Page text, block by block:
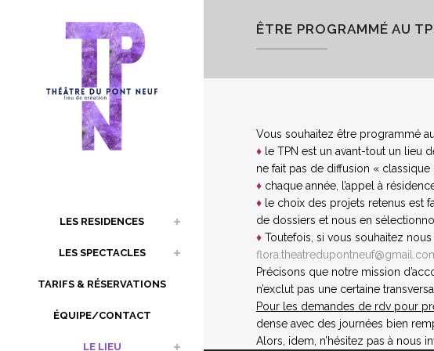
LES RESIDENCES
LES SPECTACLES
TARIFS & RÉSERVATIONS
ÉQUIPE/CONTACT
LE LIEU
ÊTRE PROGRAMMÉ AU
Vous souhaitez être programmé
♦ le TPN est un avant-tout un lieu
ne fait pas de diffusion « classique
♦ chaque année, l’appel à
♦ le choix des projets retenus est
de dossiers et nous en
♦ Toutefois, si vous souhaitez
Précisons que notre mission
n’exclut pas une certaine
Pour les demandes de rdv pour
dense avec des journées bien
Alors, idem, n’hésitez pas à nous